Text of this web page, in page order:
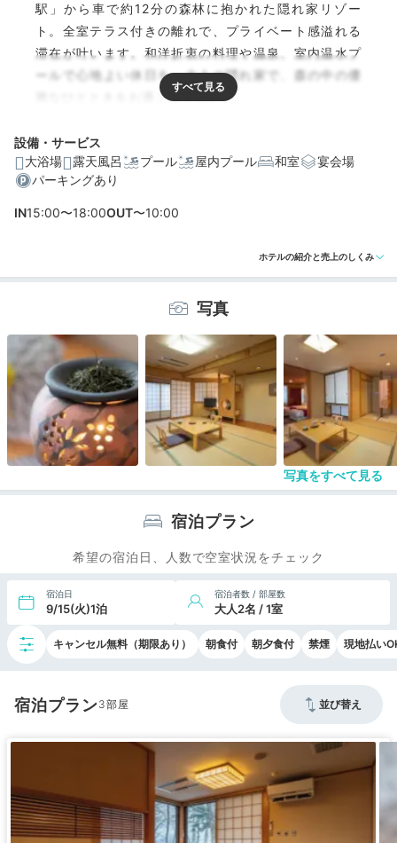
駅」から車で約12分の森林に抱かれた隠れ家リゾー
ト。全室テラス付きの離れで、プライベート感溢れる
滞在が叶います。和洋折衷の料理や温泉、室内温水プ
ールで心地よい休日を。大人の隠れ家で、森の中の優
雅なひとときをお過ごしください。
設備・サービス
大浴場
露天風呂 プール 屋内プール 和室
宴会場
パーキングあり
IN15:00〜18:00OUT〜10:00
ホテルの紹介と売上のしくみ
写真
写真をすべて見る
宿泊プラン
希望の宿泊日、人数で空室状況をチェック
宿泊日
9/15(火)1泊
宿泊者数 / 部屋数
大人2名 / 1室
キャンセル無料（期限あり） 朝食付 朝夕食付 禁煙 現地払い
宿泊プラン3 並び替え